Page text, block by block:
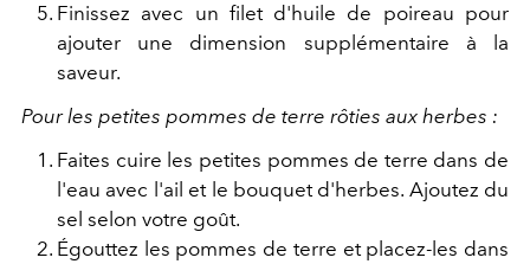
Finissez avec un filet d'huile de poireau pour
ajouter une dimension supplémentaire à la
saveur.
Pour les petites pommes de terre rôties aux herbes :
Faites cuire les petites pommes de terre dans de
l'eau avec l'ail et le bouquet d'herbes. Ajoutez du
sel selon votre goût.
Égouttez les pommes de terre et placez-les dans